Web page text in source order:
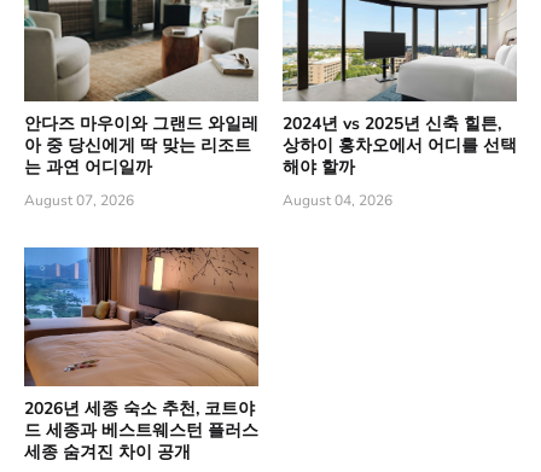
안다즈 마우이와 그랜드 와일레
아 중 당신에게 딱 맞는 리조트
는 과연 어디일까
August 07, 2026
2024년 vs 2025년 신축 힐튼,
상하이 홍차오에서 어디를 선택
해야 할까
August 04, 2026
2026년 세종 숙소 추천, 코트야
드 세종과 베스트웨스턴 플러스
세종 숨겨진 차이 공개